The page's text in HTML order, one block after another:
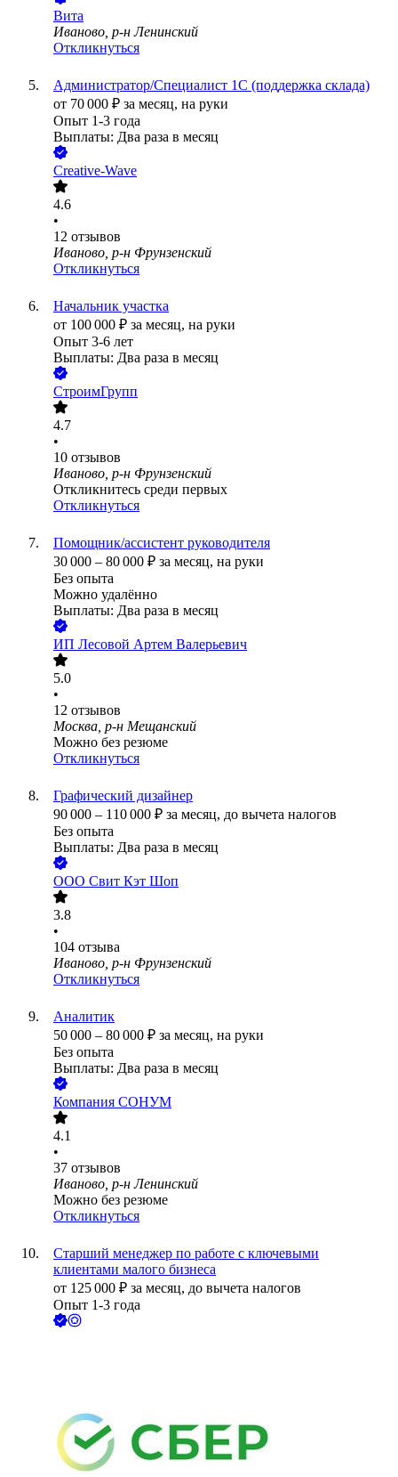
Вита
Иваново, р-н Ленинский
Откликнуться
Администратор/Специалист 1С (поддержка склада)
от 70 000 ₽ за месяц, на руки
Опыт 1-3 года
Выплаты: Два раза в месяц
Creative-Wave
4.6
•
12 отзывов
Иваново, р-н Фрунзенский
Откликнуться
Начальник участка
от 100 000 ₽ за месяц, на руки
Опыт 3-6 лет
Выплаты: Два раза в месяц
СтроимГрупп
4.7
•
10 отзывов
Иваново, р-н Фрунзенский
Откликнитесь среди первых
Откликнуться
Помощник/ассистент руководителя
30 000 – 80 000 ₽ за месяц, на руки
Без опыта
Можно удалённо
Выплаты: Два раза в месяц
ИП Лесовой Артем Валерьевич
5.0
•
12 отзывов
Москва, р-н Мещанский
Можно без резюме
Откликнуться
Графический дизайнер
90 000 – 110 000 ₽ за месяц, до вычета налогов
Без опыта
Выплаты: Два раза в месяц
ООО Свит Кэт Шоп
3.8
•
104 отзыва
Иваново, р-н Фрунзенский
Откликнуться
Аналитик
50 000 – 80 000 ₽ за месяц, на руки
Без опыта
Выплаты: Два раза в месяц
Компания СОНУМ
4.1
•
37 отзывов
Иваново, р-н Ленинский
Можно без резюме
Откликнуться
Старший менеджер по работе с ключевыми
клиентами малого бизнеса
от 125 000 ₽ за месяц, до вычета налогов
Опыт 1-3 года